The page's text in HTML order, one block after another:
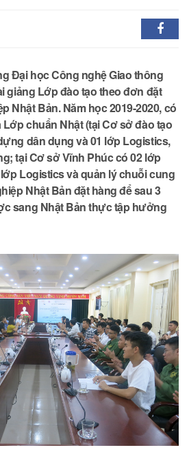
Đại học Công nghệ Giao thông
giảng Lớp đào tạo theo đơn đặt
Nhật Bản. Năm học 2019-2020, có
Lớp chuẩn Nhật (tại Cơ sở đào tạo
dân dụng và 01 lớp Logistics,
tại Cơ sở Vĩnh Phúc có 02 lớp
Logistics và quản lý chuỗi cung
Nhật Bản đặt hàng để sau 3
sang Nhật Bản thực tập hưởng